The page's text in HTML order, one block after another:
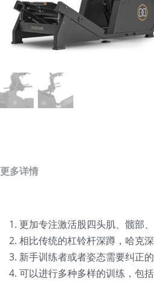
更多详情
更加专注激活股四头肌、髋部
相比传统的杠铃杆深蹲，哈克
新手训练者或者姿态需要纠正
可以进行多种多样的训练，包